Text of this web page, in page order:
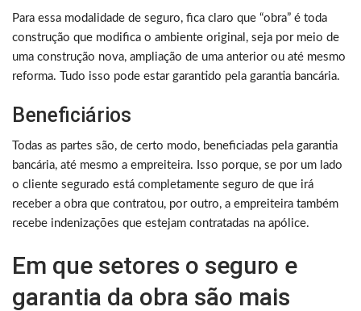
Para essa modalidade de seguro, fica claro que “obra” é toda
construção que modifica o ambiente original, seja por meio de
uma construção nova, ampliação de uma anterior ou até mesmo
reforma. Tudo isso pode estar garantido pela garantia bancária.
Beneficiários
Todas as partes são, de certo modo, beneficiadas pela garantia
bancária, até mesmo a empreiteira. Isso porque, se por um lado
o cliente segurado está completamente seguro de que irá
receber a obra que contratou, por outro, a empreiteira também
recebe indenizações que estejam contratadas na apólice.
Em que setores o seguro e
garantia da obra são mais